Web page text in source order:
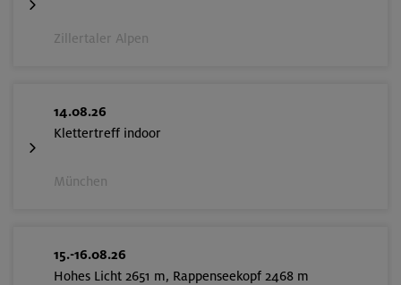
Zillertaler Alpen
14.08.26
Klettertreff indoor
München
15.-16.08.26
Hohes Licht 2651 m, Rappenseekopf 2468 m